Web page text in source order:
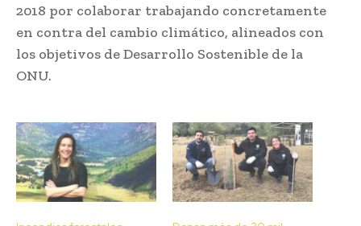
2018 por colaborar trabajando concretamente
en contra del cambio climático, alineados con
los objetivos de Desarrollo Sostenible de la
ONU.